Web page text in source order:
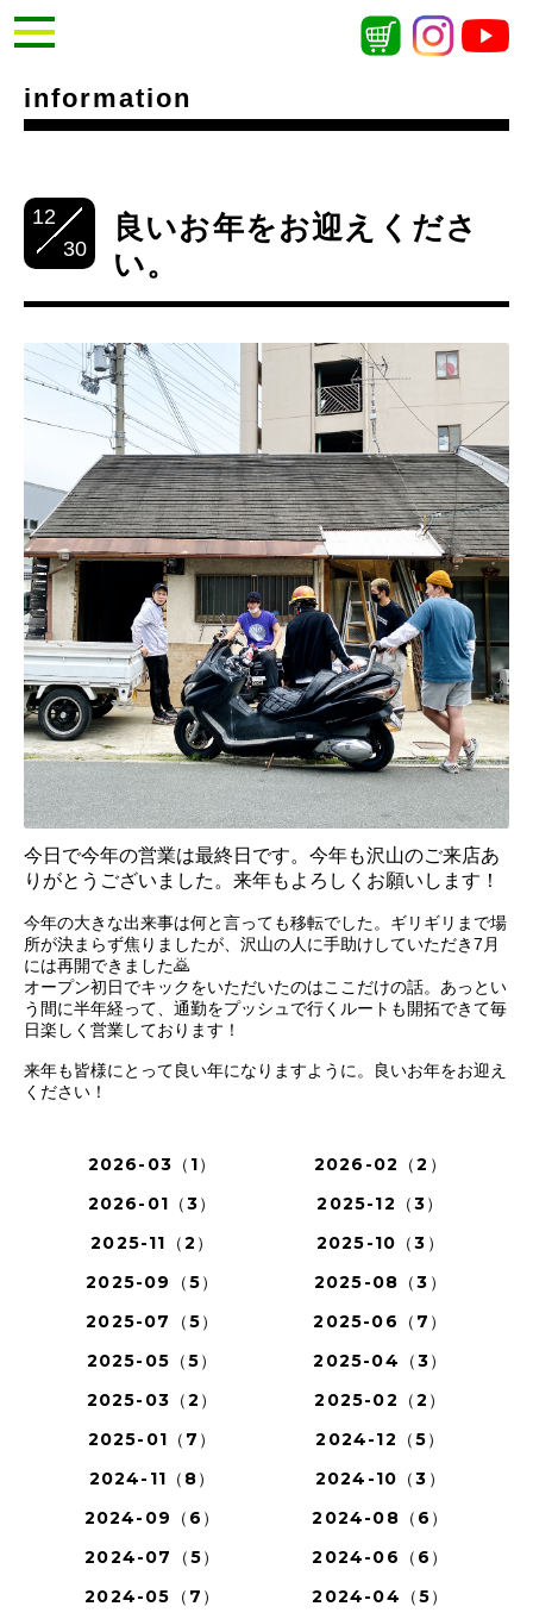
information
12
30
良いお年をお迎えくださ
い。
今日で今年の営業は最終日です。今年も沢山のご来店あ
りがとうございました。来年もよろしくお願いします！
今年の大きな出来事は何と言っても移転でした。ギリギリまで場
所が決まらず焦りましたが、沢山の人に手助けしていただき7月
には再開できました🙇
オープン初日でキックをいただいたのはここだけの話。あっとい
う間に半年経って、通勤をプッシュで行くルートも開拓できて毎
日楽しく営業しております！
来年も皆様にとって良い年になりますように。良いお年をお迎え
ください！
2026-03（1）
2026-02（2）
2026-01（3）
2025-12（3）
2025-11（2）
2025-10（3）
2025-09（5）
2025-08（3）
2025-07（5）
2025-06（7）
2025-05（5）
2025-04（3）
2025-03（2）
2025-02（2）
2025-01（7）
2024-12（5）
2024-11（8）
2024-10（3）
2024-09（6）
2024-08（6）
2024-07（5）
2024-06（6）
2024-05（7）
2024-04（5）